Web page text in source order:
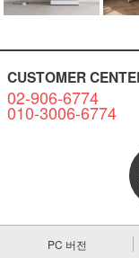
CUSTOMER
02-906-6774
010-3006-6774
PC 버전